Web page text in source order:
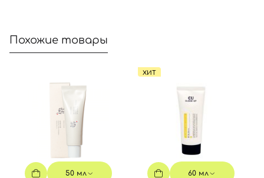
Похожие товары
50 мл
ХИТ
60 мл
Войти с помощью e-mail